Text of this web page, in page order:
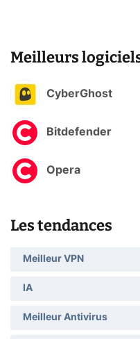
Meilleurs
CyberGhost
Bitdefender
Opera
Les tendances
Meilleur VPN
IA
Meilleur Antivirus